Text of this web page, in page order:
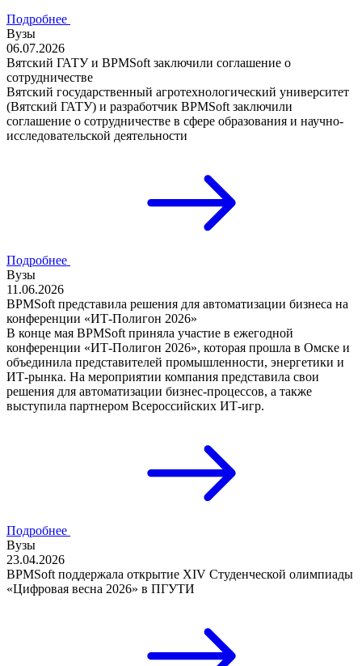
Подробнее
Вузы
06.07.2026
Вятский ГАТУ и BPMSoft заключили соглашение о
сотрудничестве
Вятский государственный агротехнологический университет
(Вятский ГАТУ) и разработчик BPMSoft заключили
соглашение о сотрудничестве в сфере образования и научно-
исследовательской деятельности
Подробнее
Вузы
11.06.2026
BPMSoft представила решения для автоматизации бизнеса на
конференции «ИТ-Полигон 2026»
В конце мая BPMSoft приняла участие в ежегодной
конференции «ИТ-Полигон 2026», которая прошла в Омске и
объединила представителей промышленности, энергетики и
ИТ-рынка. На мероприятии компания представила свои
решения для автоматизации бизнес-процессов, а также
выступила партнером Всероссийских ИТ-игр.
Подробнее
Вузы
23.04.2026
BPMSoft поддержала открытие XIV Студенческой олимпиады
«Цифровая весна 2026» в ПГУТИ